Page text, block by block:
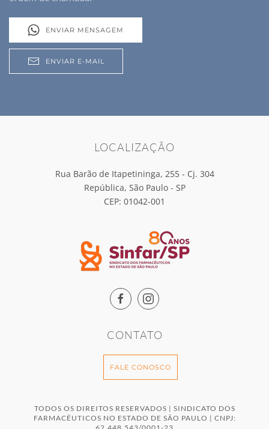
ENVIAR MENSAGEM
ENVIAR E-MAIL
LOCALIZAÇÃO
Rua Barão de Itapetininga, 255 - Cj. 304
República, São Paulo - SP
CEP: 01042-001
CONTATO
FALE CONOSCO
TODOS OS DIREITOS RESERVADOS | SINDICATO DOS
FARMACÊUTICOS NO ESTADO DE SÃO PAULO | CNPJ: